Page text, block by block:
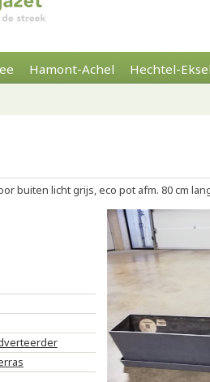
Hamont-Achel Hechtel-
buiten licht grijs, eco pot afm. 80 cm